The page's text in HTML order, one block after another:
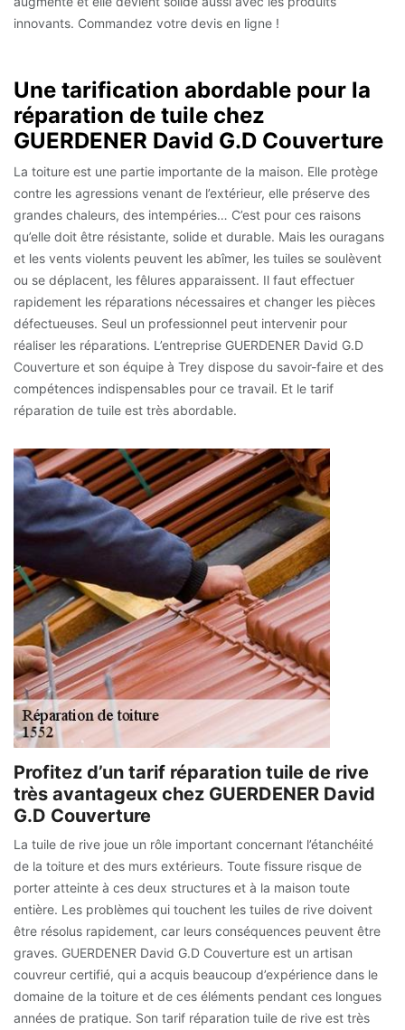
innovants. Commandez votre devis en ligne !
Une tarification abordable pour la
réparation de tuile chez
GUERDENER David G.D Couverture
La toiture est une partie importante de la maison. Elle protège
contre les agressions venant de l’extérieur, elle préserve des
grandes chaleurs, des intempéries… C’est pour ces raisons
qu’elle doit être résistante, solide et durable. Mais les ouragans
et les vents violents peuvent les abîmer, les tuiles se soulèvent
ou se déplacent, les fêlures apparaissent. Il faut effectuer
rapidement les réparations nécessaires et changer les pièces
défectueuses. Seul un professionnel peut intervenir pour
réaliser les réparations. L’entreprise GUERDENER David G.D
Couverture et son équipe à Trey dispose du savoir-faire et des
compétences indispensables pour ce travail. Et le tarif
réparation de tuile est très abordable.
Profitez d’un tarif réparation tuile de rive
très avantageux chez GUERDENER David
G.D Couverture
La tuile de rive joue un rôle important concernant l’étanchéité
de la toiture et des murs extérieurs. Toute fissure risque de
porter atteinte à ces deux structures et à la maison toute
entière. Les problèmes qui touchent les tuiles de rive doivent
être résolus rapidement, car leurs conséquences peuvent être
graves. GUERDENER David G.D Couverture est un artisan
couvreur certifié, qui a acquis beaucoup d’expérience dans le
domaine de la toiture et de ces éléments pendant ces longues
années de pratique. Son tarif réparation tuile de rive est très